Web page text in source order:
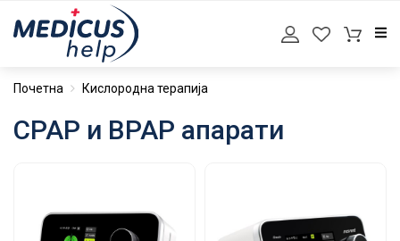
Почетна Кислородна терапија
CPAP и BPAP апарати